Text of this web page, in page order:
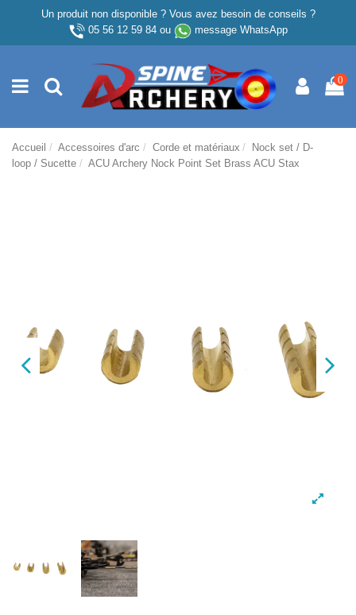
Un produit non disponible ? Vous avez besoin de conseils ?
05 56 12 59 84ou message WhatsApp
0
Accueil Accessoires d'arc Corde et matériaux
Nock set / D-
loop / Sucette
ACU Archery Nock Point Set Brass ACU Stax